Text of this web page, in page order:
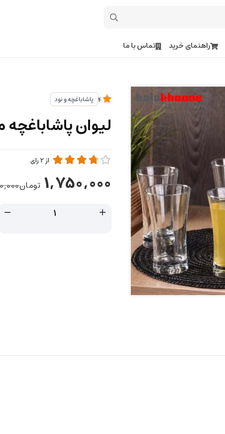
راهنمای خرید تماس با ما
پاشاباغچه و نود
لیوان پاشاباغچه
از2رای
1,750,000 تومان